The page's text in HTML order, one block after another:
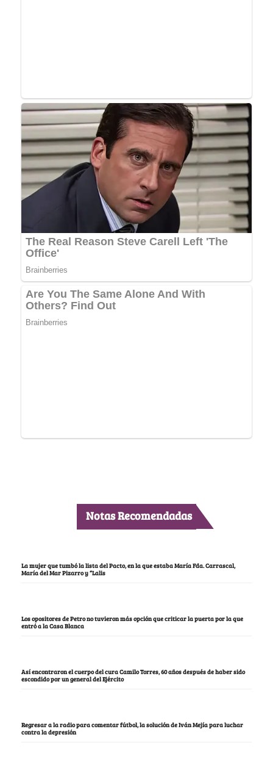
Notas Recomendadas
La mujer que tumbó la lista del Pacto, en la que estaba María Fda. Carrascal,
María del Mar Pizarro y “Lalis
Los opositores de Petro no tuvieron más opción que criticar la puerta por la que
entró a la Casa Blanca
Así encontraron el cuerpo del cura Camilo Torres, 60 años después de haber sido
escondido por un general del Ejército
Regresar a la radio para comentar fútbol, la solución de Iván Mejía para luchar
contra la depresión